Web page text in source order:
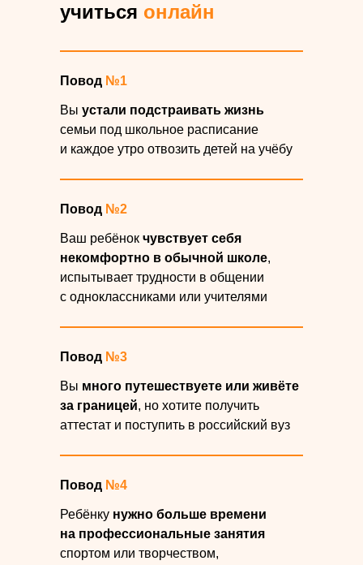
учиться онлайн
Вы устали подстраивать жизнь
семьи под школьное расписание
и каждое утро отвозить детей на учёбу
Повод №1
Ваш ребёнок чувствует себя
некомфортно в обычной школе,
испытывает трудности в общении
с одноклассниками или учителями
Повод №2
Ребёнку нужно больше времени
на профессиональные занятия
спортом или творчеством,
Повод №4
Вы много путешествуете или живёте
за границей, но хотите получить
аттестат и поступить в российский вуз
Повод №3